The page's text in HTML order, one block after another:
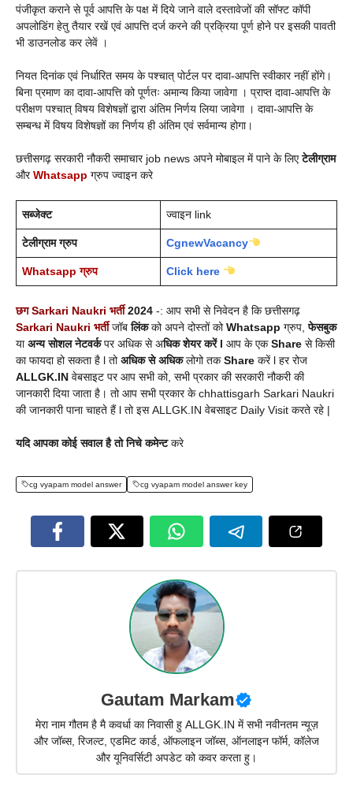
पंजीकृत कराने से पूर्व आपत्ति के पक्ष में दिये जाने वाले दस्तावेजों की सॉफ्ट कॉपी
अपलोडिंग हेतु तैयार रखें एवं आपत्ति दर्ज करने की प्रक्रिया पूर्ण होने पर इसकी पावती
भी डाउनलोड कर लेवें ।
नियत दिनांक एवं निर्धारित समय के पश्चात् पोर्टल पर दावा-आपत्ति स्वीकार नहीं होंगे।
बिना प्रमाण का दावा-आपत्ति को पूर्णतः अमान्य किया जावेगा । प्राप्त दावा-आपत्ति के
परीक्षण पश्चात् विषय विशेषज्ञों द्वारा अंतिम निर्णय लिया जावेगा । दावा-आपत्ति के
सम्बन्ध में विषय विशेषज्ञों का निर्णय ही अंतिम एवं सर्वमान्य होगा।
छत्तीसगढ़ सरकारी नौकरी समाचार job news अपने मोबाइल में पाने के लिएटेलीग्राम
औरWhatsapp ग्रुप ज्वाइन करे
सब्जेक्ट ज्वाइन link
टेलीग्राम ग्रुप CgnewVacancy
Whatsapp ग्रुप Click here
छग Sarkari Naukri भर्ती 2024 -: आप सभी से निवेदन है कि छत्तीसगढ़
Sarkari Naukri भर्तीजॉबलिंकको अपने दोस्तों कोWhatsapp ग्रुप,फेसबुक
याअन्य सोशल नेटवर्कपर अधिक से अधिक शेयर करें l आप के एकShare से किसी
का फायदा हो सकता है l तोअधिक से अधिकलोगो तकShare करें l हर रोज
ALLGK.IN वेबसाइट पर आप सभी को, सभी प्रकार की सरकारी नौकरी की
जानकारी दिया जाता है। तो आप सभी प्रकार के chhattisgarh Sarkari Naukri
की जानकारी पाना चाहते हैं l तो इस ALLGK.IN वेबसाइट Daily Visit करते रहे |
यदि आपका कोई सवाल है तो निचे कमेन्टकरे
cg vyapam model answer cg vyapam model answer key
Gautam Markam
मेरा नाम गौतम है मै कवर्धा का निवासी हु ALLGK.IN में सभी नवीनतम न्यूज़
और जॉब्स, रिजल्ट, एडमिट कार्ड, ऑफलाइन जॉब्स, ऑनलाइन फॉर्म, कॉलेज
और यूनिवर्सिटी अपडेट को कवर करता हु।